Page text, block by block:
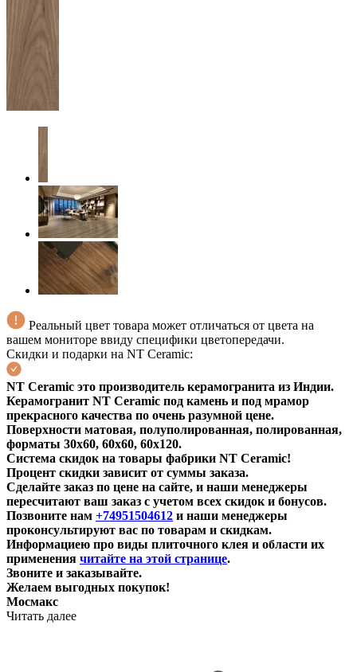
Реальный цвет товара может отличаться от цвета на
вашем мониторе ввиду специфики цветопередачи.
Скидки и подарки на NT Ceramic:
NT Ceramic это производитель керамогранита из Индии.
Керамогранит NT Ceramic под камень и под мрамор
прекрасного качества по очень разумной цене.
Поверхности матовая, полуполированная, полированная,
форматы 30х60, 60х60, 60х120.
Система скидок на товары фабрики NT Ceramic!
Процент скидки зависит от суммы заказа.
Сделайте заказ по цене на сайте, и наши менеджеры
пересчитают ваш заказ с учетом всех скидок и бонусов.
Позвоните нам +74951504612 и наши менеджеры
проконсультируют вас по товарам и скидкам.
Информациею про виды плиточного клея и области их
применения читайте на этой странице.
Звоните и заказывайте.
Желаем выгодных покупок!
Мосмакс
Читать далее